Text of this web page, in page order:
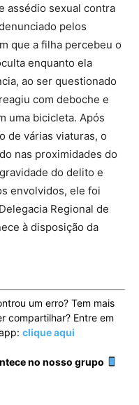
assédio sexual contra
pelos
que a filha percebeu o
enquanto ela
ao ser questionado
com deboche e
uma bicicleta. Após
de várias viaturas, o
nas proximidades do
do delito e
envolvidos, ele foi
Regional de
à disposição da
um erro? Tem mais
compartilhar? Entre em
clique aqui
no nosso grupo